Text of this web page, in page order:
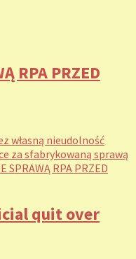
RPA PRZED
własną nieudolność
za sfabrykowaną sprawą
SPRAWĄ RPA PRZED
quit over